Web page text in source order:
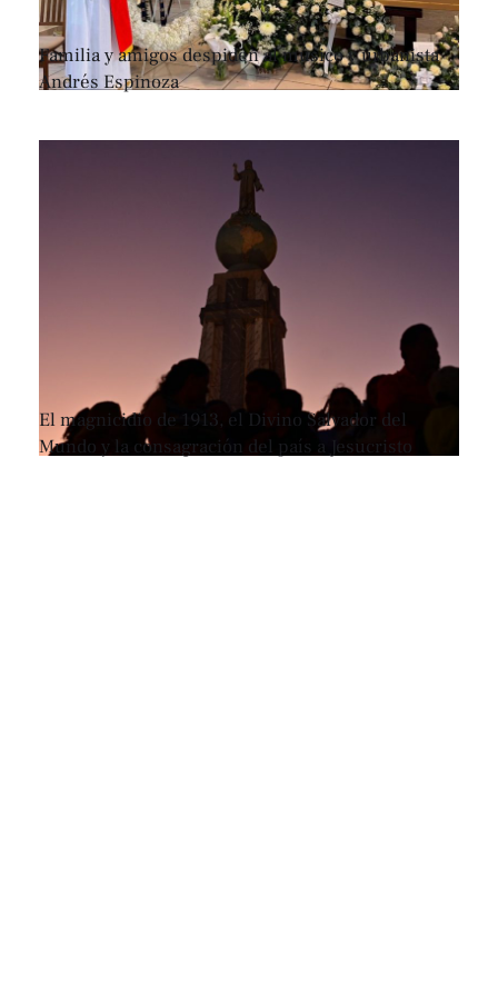
Familia y amigos despiden al músico y urbanista
Andrés Espinoza
El magnicidio de 1913, el Divino Salvador del
Mundo y la consagración del país a Jesucristo